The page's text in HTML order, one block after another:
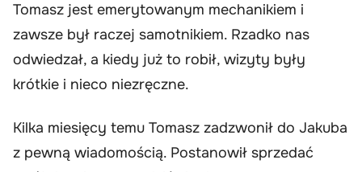
Tomasz jest emerytowanym mechanikiem i
zawsze był raczej samotnikiem. Rzadko nas
odwiedzał, a kiedy już to robił, wizyty były
krótkie i nieco niezręczne.
Kilka miesięcy temu Tomasz zadzwonił do Jakuba
z pewną wiadomością. Postanowił sprzedać